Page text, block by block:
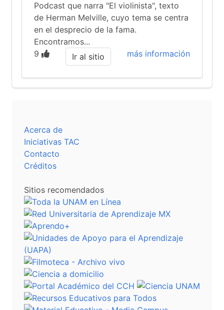
Podcast que narra "El violinista", texto
de Herman Melville, cuyo tema se centra
en el desprecio de la fama.
Encontramos...
9
más información
Ir al sitio
Acerca de
Iniciativas TAC
Contacto
Créditos
Sitios recomendados